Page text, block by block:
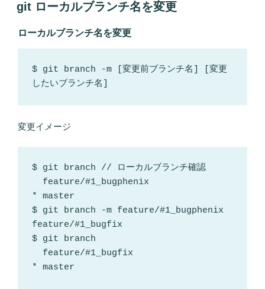
日:
git ローカルブランチ名を変更
ローカルブランチ名を変更
$ git branch -m [変更前ブランチ名] [変更
したいブランチ名]
変更イメージ
$ git branch // ローカルブランチ確認
* master
$ git branch -m feature/#1_bugphenix
feature/#1_bugfix
$ git branch